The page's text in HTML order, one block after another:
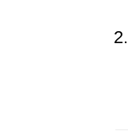
2.